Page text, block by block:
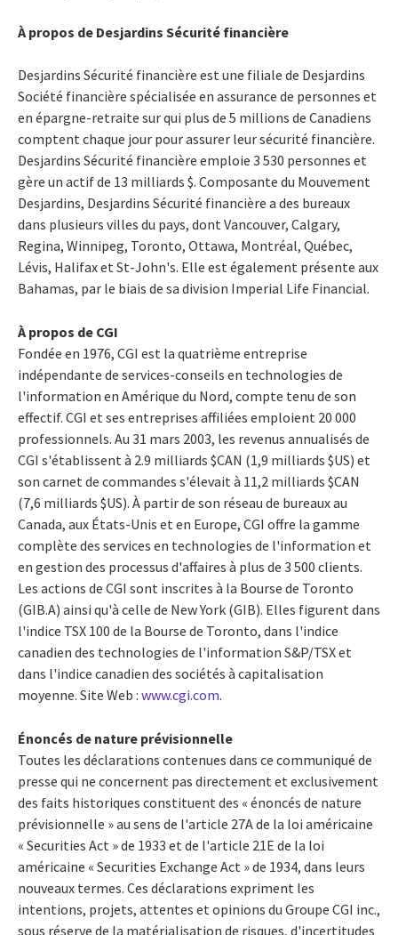
À propos de Desjardins Sécurité financière
Desjardins Sécurité financière est une filiale de Desjardins
Société financière spécialisée en assurance de personnes et
en épargne-retraite sur qui plus de 5 millions de Canadiens
comptent chaque jour pour assurer leur sécurité financière.
Desjardins Sécurité financière emploie 3 530 personnes et
gère un actif de 13 milliards $. Composante du Mouvement
Desjardins, Desjardins Sécurité financière a des bureaux
dans plusieurs villes du pays, dont Vancouver, Calgary,
Regina, Winnipeg, Toronto, Ottawa, Montréal, Québec,
Lévis, Halifax et St-John's. Elle est également présente aux
Bahamas, par le biais de sa division Imperial Life Financial.
À propos de CGI
Fondée en 1976, CGI est la quatrième entreprise
indépendante de services-conseils en technologies de
l'information en Amérique du Nord, compte tenu de son
effectif. CGI et ses entreprises affiliées emploient 20 000
professionnels. Au 31 mars 2003, les revenus annualisés de
CGI s'établissent à 2.9 milliards $CAN (1,9 milliards $US) et
son carnet de commandes s'élevait à 11,2 milliards $CAN
(7,6 milliards $US). À partir de son réseau de bureaux au
Canada, aux États-Unis et en Europe, CGI offre la gamme
complète des services en technologies de l'information et
en gestion des processus d'affaires à plus de 3 500 clients.
Les actions de CGI sont inscrites à la Bourse de Toronto
(GIB.A) ainsi qu'à celle de New York (GIB). Elles figurent dans
l'indice TSX 100 de la Bourse de Toronto, dans l'indice
canadien des technologies de l'information S&P/TSX et
dans l'indice canadien des sociétés à capitalisation
moyenne. Site Web : www.cgi.com.
Énoncés de nature prévisionnelle
Toutes les déclarations contenues dans ce communiqué de
presse qui ne concernent pas directement et exclusivement
des faits historiques constituent des « énoncés de nature
prévisionnelle » au sens de l'article 27A de la loi américaine
« Securities Act » de 1933 et de l'article 21E de la loi
américaine « Securities Exchange Act » de 1934, dans leurs
nouveaux termes. Ces déclarations expriment les
intentions, projets, attentes et opinions du Groupe CGI inc.,
sous réserve de la matérialisation de risques, d'incertitudes